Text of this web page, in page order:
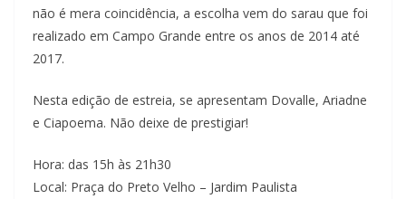
não é mera coincidência, a escolha vem do sarau que foi
realizado em Campo Grande entre os anos de 2014 até
2017.
Nesta edição de estreia, se apresentam Dovalle, Ariadne
e Ciapoema. Não deixe de prestigiar!
Hora: das 15h às 21h30
Local: Praça do Preto Velho – Jardim Paulista